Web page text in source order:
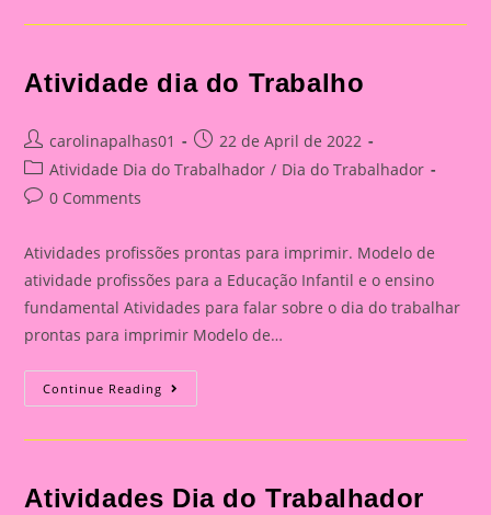
Profissões
Atividade dia do Trabalho
Post
author:
carolinapalhas01
Post
published:
22 de April de 2022
Post
category:
Atividade Dia do Trabalhador / Dia do Trabalhador
Post0 Comments
Atividades profissões prontas para imprimir. Modelo de
atividade profissões para a Educação Infantil e o ensino
fundamental Atividades para falar sobre o dia do trabalhar
prontas para imprimir Modelo de…
Continue Reading Atividade
Dia
Trabalho
Atividades Dia do Trabalhador